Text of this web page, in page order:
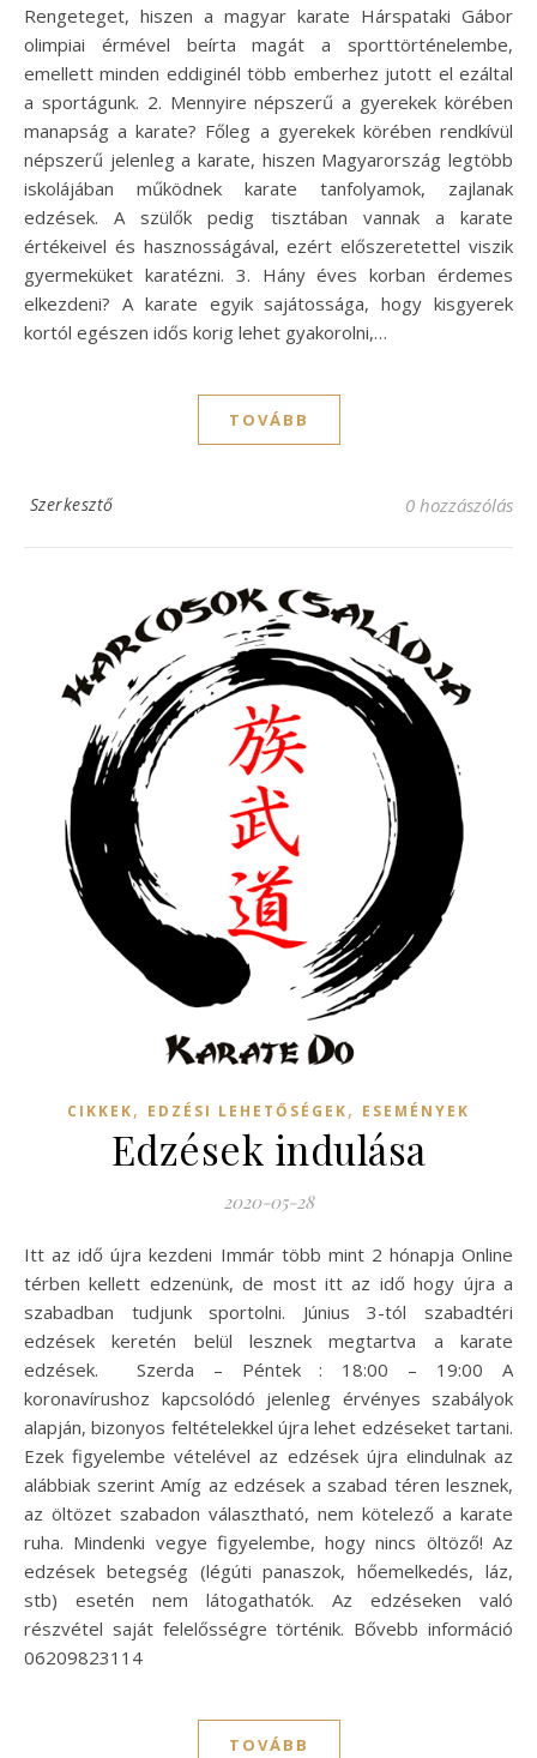
Rengeteget, hiszen a magyar karate Hárspataki Gábor
olimpiai érmével beírta magát a sporttörténelembe,
emellett minden eddiginél több emberhez jutott el ezáltal
a sportágunk. 2. Mennyire népszerű a gyerekek körében
manapság a karate? Főleg a gyerekek körében rendkívül
népszerű jelenleg a karate, hiszen Magyarország legtöbb
iskolájában működnek karate tanfolyamok, zajlanak
edzések. A szülők pedig tisztában vannak a karate
értékeivel és hasznosságával, ezért előszeretettel viszik
gyermeküket karatézni. 3. Hány éves korban érdemes
elkezdeni? A karate egyik sajátossága, hogy kisgyerek
kortól egészen idős korig lehet gyakorolni,…
TOVÁBB
Szerkesztő 0 hozzászólás
CIKKEK, EDZÉSI LEHETŐSÉGEK, ESEMÉNYEK
Edzések indulása
2020-05-28
Itt az idő újra kezdeni Immár több mint 2 hónapja Online
térben kellett edzenünk, de most itt az idő hogy újra a
szabadban tudjunk sportolni. Június 3-tól szabadtéri
edzések keretén belül lesznek megtartva a karate
edzések. Szerda – Péntek : 18:00 – 19:00 A
koronavírushoz kapcsolódó jelenleg érvényes szabályok
alapján, bizonyos feltételekkel újra lehet edzéseket tartani.
Ezek figyelembe vételével az edzések újra elindulnak az
alábbiak szerint Amíg az edzések a szabad téren lesznek,
az öltözet szabadon választható, nem kötelező a karate
ruha. Mindenki vegye figyelembe, hogy nincs öltöző! Az
edzések betegség (légúti panaszok, hőemelkedés, láz,
stb) esetén nem látogathatók. Az edzéseken való
részvétel saját felelősségre történik. Bővebb információ
06209823114
TOVÁBB